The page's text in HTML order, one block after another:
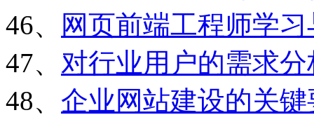
46、
网页前端工程师学
47、 对行业用户的需求
48、 企业网站建设的关